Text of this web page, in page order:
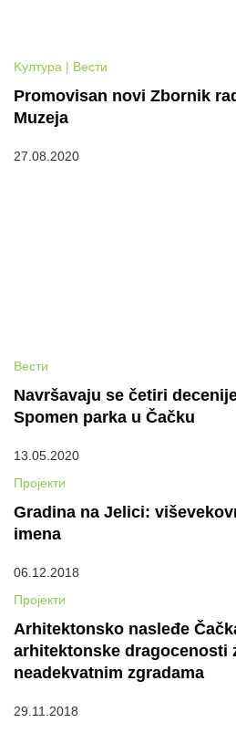
Kултура | Вести
Promovisan novi Zbornik
Muzeja
27.08.2020
Вести
Navršavaju se četiri
Spomen parka u Čačku
13.05.2020
Пројекти
Gradina na Jelici:
imena
06.12.2018
Пројекти
Arhitektonsko nasleđe
arhitektonske dragocenosti
neadekvatnim zgradama
29.11.2018